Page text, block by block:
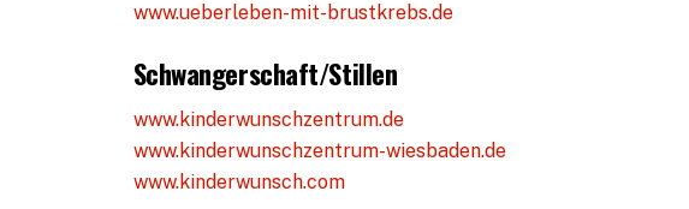
www.ueberleben-mit-brustkrebs.de
Schwangerschaft/Stillen
www.kinderwunschzentrum.de
www.kinderwunschzentrum-wiesbaden.de
www.kinderwunsch.com